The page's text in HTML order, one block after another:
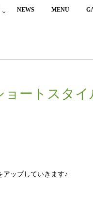
NEWS MENU
ートスタイ
アップしていきます♪